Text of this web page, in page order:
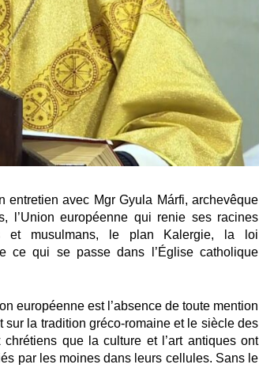
entretien avec Mgr Gyula Márfi, archevêque
l’Union européenne qui renie ses racines
et musulmans, le plan Kalergie, la loi
ce qui se passe dans l’Église catholique
européenne est l’absence de toute mention
la tradition gréco-romaine et le siècle des
que la culture et l’art antiques ont
par les moines dans leurs cellules. Sans le